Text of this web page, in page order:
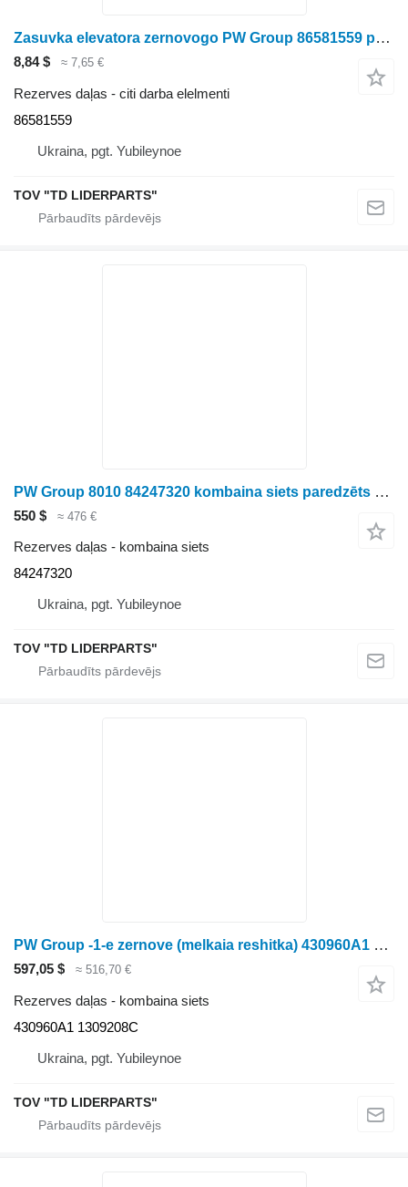
Zasuvka elevatora zernovogo PW Group 86581559 paredzēts Case IH 5088 graudu kombaina
8,84 $ ≈ 7,65 €
Rezerves daļas - citi darba elelmenti
86581559
Ukraina, pgt. Yubileynoe
TOV "TD LIDERPARTS"
PW Group 8010 84247320 kombaina siets paredzēts graudu kombaina
550 $ ≈ 476 €
Rezerves daļas - kombaina siets
84247320
Ukraina, pgt. Yubileynoe
TOV "TD LIDERPARTS"
PW Group -1-e zernove (melkaia reshitka) 430960A1 kombaina siets paredzēts Case IH 2366 graudu kombaina
597,05 $ ≈ 516,70 €
Rezerves daļas - kombaina siets
430960A1 1309208C
Ukraina, pgt. Yubileynoe
TOV "TD LIDERPARTS"